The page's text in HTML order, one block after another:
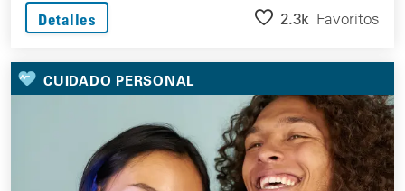
Detalles 2.3k Favoritos
CUIDADO PERSONAL